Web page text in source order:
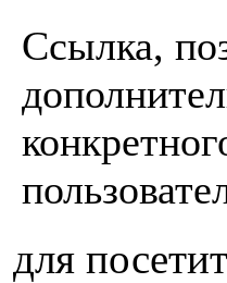
Ссылка,
для